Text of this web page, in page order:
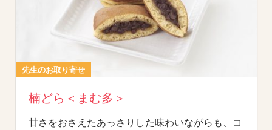
先生のお取り寄せ
楠どら＜まむ多＞
甘さをおさえたあっさりした味わいながらも、コ